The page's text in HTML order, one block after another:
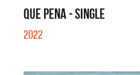
QUE PENA - SINGLE
2022